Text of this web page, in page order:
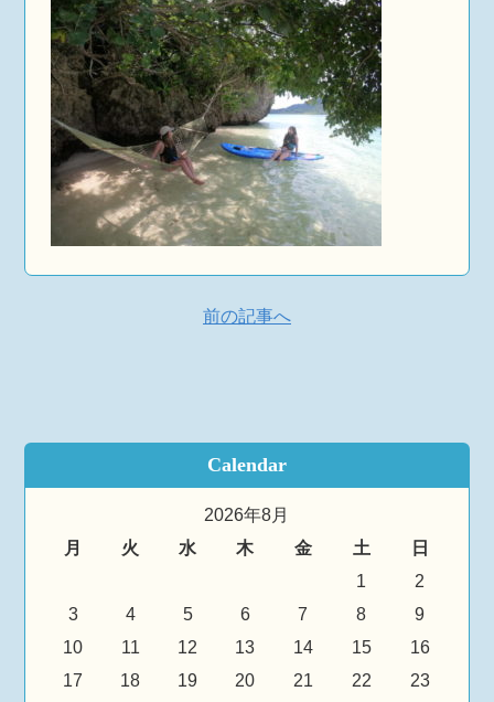
前の記事へ
Calendar
2026年8月
月
火 水 木 金 土
日
1
2
3
4 5 6 7 8
9
10
11 12 13 14 15
16
17
18 19 20 21 22
23